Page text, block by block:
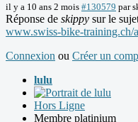
il y a 10 ans 2 mois #130579 par
Réponse de skippy sur le
www.swiss-bike-training.ch/
Connexion ou Créer un
lulu
Hors Ligne
Membre platinium